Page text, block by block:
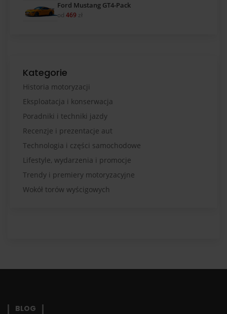
Ford Mustang GT4-Pack
od 469 zł
Kategorie
Historia motoryzacji
Eksploatacja i konserwacja
Poradniki i techniki jazdy
Recenzje i prezentacje aut
Technologia i części samochodowe
Lifestyle, wydarzenia i promocje
Trendy i premiery motoryzacyjne
Wokół torów wyścigowych
BLOG